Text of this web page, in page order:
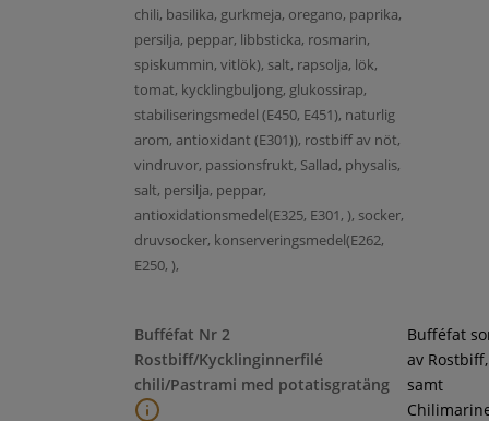
chili, basilika, gurkmeja, oregano, paprika,
persilja, peppar, libbsticka, rosmarin,
spiskummin, vitlök), salt, rapsolja, lök,
tomat, kycklingbuljong, glukossirap,
stabiliseringsmedel (E450, E451), naturlig
arom, antioxidant (E301)), rostbiff av nöt,
vindruvor, passionsfrukt, Sallad, physalis,
salt, persilja, peppar,
antioxidationsmedel(E325, E301, ), socker,
druvsocker, konserveringsmedel(E262,
E250, ),
Bufféfat Nr 2
Rostbiff/Kycklinginnerfilé
chili/Pastrami med potatisgratäng
Bufféfat
av
samt